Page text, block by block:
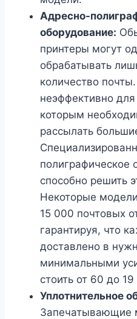
Адресно-
оборудование:
принтеры могут
обрабатывать
количество
неэффективно
которым
рассылать
полиграфическое
способно решить
Некоторые
15 000 почтовых
гарантируя, что
доставлено в
минимальными
стоить от 60 до
Уплотнительное
Запечатывающие